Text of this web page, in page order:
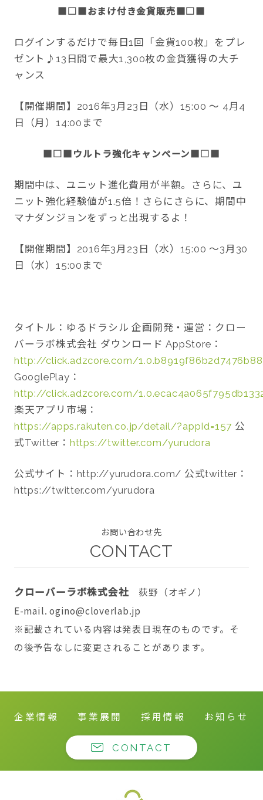
■□■おまけ付き金貨販売 ■□■
ログインするだけで毎日1回「金貨100枚」をプレ
ゼント♪13日間で最大1,300枚の金貨獲得の大チ
ャンス
【開催期間】2016年3月23日（水）15:00 ～ 4月4
日（月）14:00まで
■□■ ウルトラ強化キャンペーン ■□■
期間中は、ユニット進化費用が半額。さらに、ユ
ニット強化経験値が1.5倍！さらにさらに、期間中
マナダンジョンをずっと出現するよ！
【開催期間】2016年3月23日（水）15:00 ～3月30
日（水）15:00まで
タイトル：ゆるドラシル 企画開発・運営：クロー
バーラボ株式会社 ダウンロード AppStore：
http://click.adzcore.com/
GooglePlay：
http://click.adzcore.com/
楽天アプリ市場：
https://apps.rakuten.co.jp/detail/?appId=157 公
式Twitter： https://twitter.com/yurudora
公式サイト：http://yurudora.com/ 公式twitter：
https://twitter.com/yurudora
お問い合わせ先
CONTACT
クローバーラボ株式会社 荻野（オギノ）
E-mail. ogino@cloverlab.jp
※記載されている内容は発表日現在のものです。そ
の後予告なしに変更されることがあります。
企業情報 事業展開 採用情報 お知らせ
CONTACT